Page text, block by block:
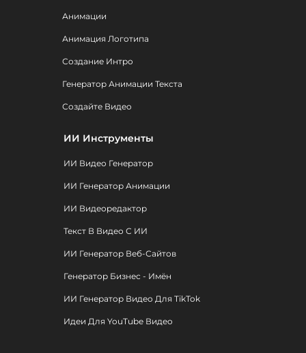
Анимации
Анимация Логотипа
Создание Интро
Генератор Анимации Текста
Создайте Видео
ИИ Инструменты
ИИ Видео Генератор
ИИ Генератор Анимации
ИИ Видеоредактор
Текст В Видео С ИИ
ИИ Генератор Веб-Сайтов
Генератор Бизнес - Имён
ИИ Генератор Видео Для TikTok
Идеи Для YouTube Видео